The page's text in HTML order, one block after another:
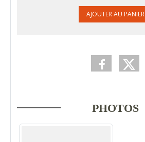
AJOUTER AU PANIER
PHOTOS